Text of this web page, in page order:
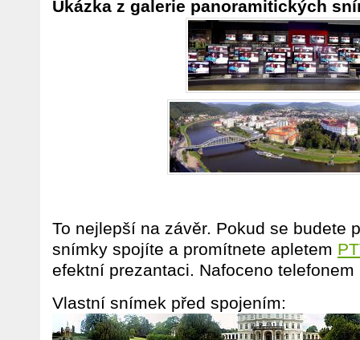
Ukázka z galerie panoramitických
To nejlepší na závěr. Pokud se budete
snímky spojíte a promítnete apletem
efektní prezantaci. Nafoceno telefonem
Vlastní snímek před spojením: